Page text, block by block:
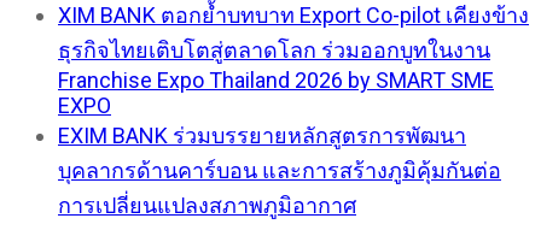
XIM BANK ตอกย้ำบทบาท Export Co-pilot เคียงข้าง
ธุรกิจไทยเติบโตสู่ตลาดโลก ร่วมออกบูทในงาน
Franchise Expo Thailand 2026 by SMART SME
EXPO
EXIM BANK ร่วมบรรยายหลักสูตรการพัฒนา
บุคลากรด้านคาร์บอน และการสร้างภูมิคุ้มกันต่อ
การเปลี่ยนแปลงสภาพภูมิอากาศ